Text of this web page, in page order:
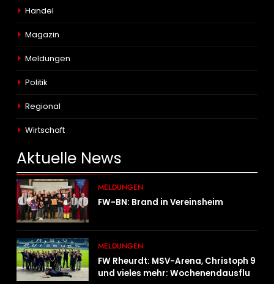
Handel
Magazin
Meldungen
Politik
Regional
Wirtschaft
Aktuelle News
MELDUNGEN
FW-BN: Brand in Vereinsheim
MELDUNGEN
FW Rheurdt: MSV-Arena, Christoph 9
und vieles mehr: Wochenendausflug